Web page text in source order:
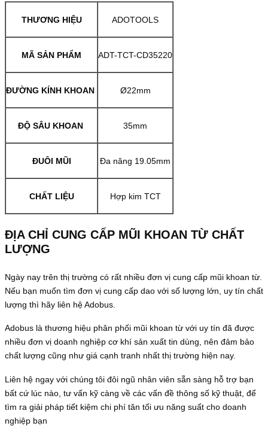
THƯƠNG HIỆU ADOTOOLS
MÃ SẢN PHẨM ADT-TCT-CD35220
ĐƯỜNG KÍNH KHOAN Ø22mm
ĐỘ SÂU KHOAN 35mm
ĐUÔI MŨI Đa năng 19.05mm
CHẤT LIỆU Hợp kim TCT
ĐỊA CHỈ CUNG CẤP MŨI KHOAN TỪ CHẤT
LƯỢNG
Ngày nay trên thị trường có rất nhiều đơn vị cung cấp mũi khoan từ.
Nếu bạn muốn tìm đơn vị cung cấp dao với số lượng lớn, uy tín chất
lượng thì hãy liên hệ Adobus.
Adobus là thương hiệu phân phối mũi khoan từ với uy tín đã được
nhiều đơn vị doanh nghiệp cơ khí sản xuất tin dùng, nên đảm bảo
chất lượng cũng như giá cạnh tranh nhất thị trường hiện nay.
Liên hệ ngay với chúng tôi đôi ngũ nhân viên sẵn sàng hỗ trợ bạn
bất cứ lúc nào, tư vấn kỹ càng về các vấn đề thông số kỹ thuật, để
tìm ra giải pháp tiết kiệm chi phí tăn tối ưu năng suất cho doanh
nghiệp bạn